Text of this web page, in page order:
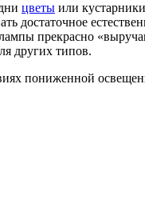
цветы или
достаточное
прекрасно
других типов.
пониженной